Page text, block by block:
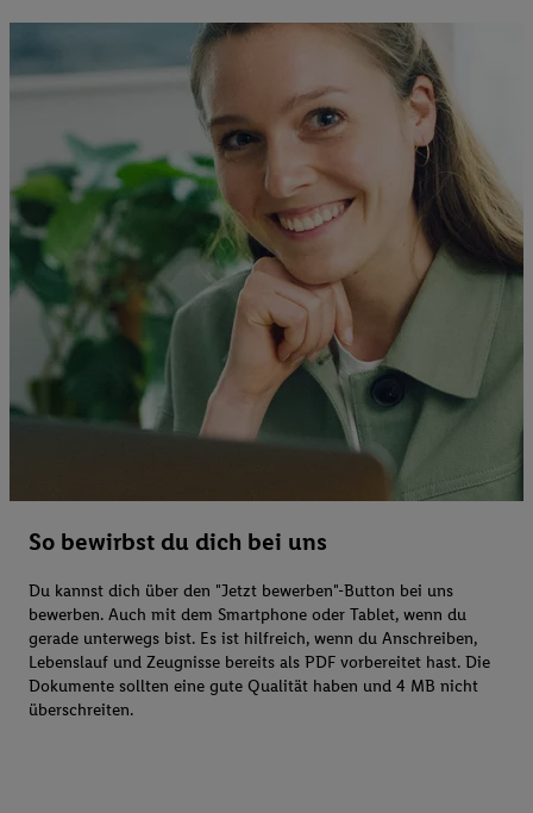
So bewirbst du dich bei uns
Du kannst dich über den "Jetzt bewerben"-Button bei uns
bewerben. Auch mit dem Smartphone oder Tablet, wenn du
gerade unterwegs bist. Es ist hilfreich, wenn du Anschreiben,
Lebenslauf und Zeugnisse bereits als PDF vorbereitet hast. Die
Dokumente sollten eine gute Qualität haben und 4 MB nicht
überschreiten.